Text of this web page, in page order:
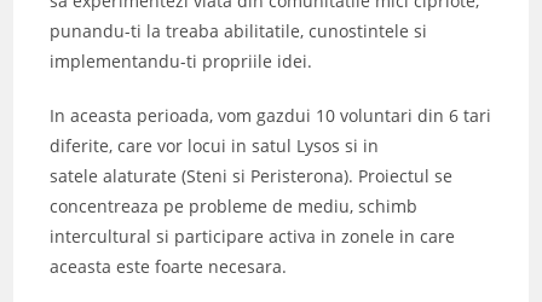
punandu-ti la treaba abilitatile, cunostintele si
implementandu-ti propriile idei.
In aceasta perioada, vom gazdui 10 voluntari din 6 tari
diferite, care vor locui in satul Lysos si in
satele alaturate (Steni si Peristerona). Proiectul se
concentreaza pe probleme de mediu, schimb
intercultural si participare activa in zonele in care
aceasta este foarte necesara.